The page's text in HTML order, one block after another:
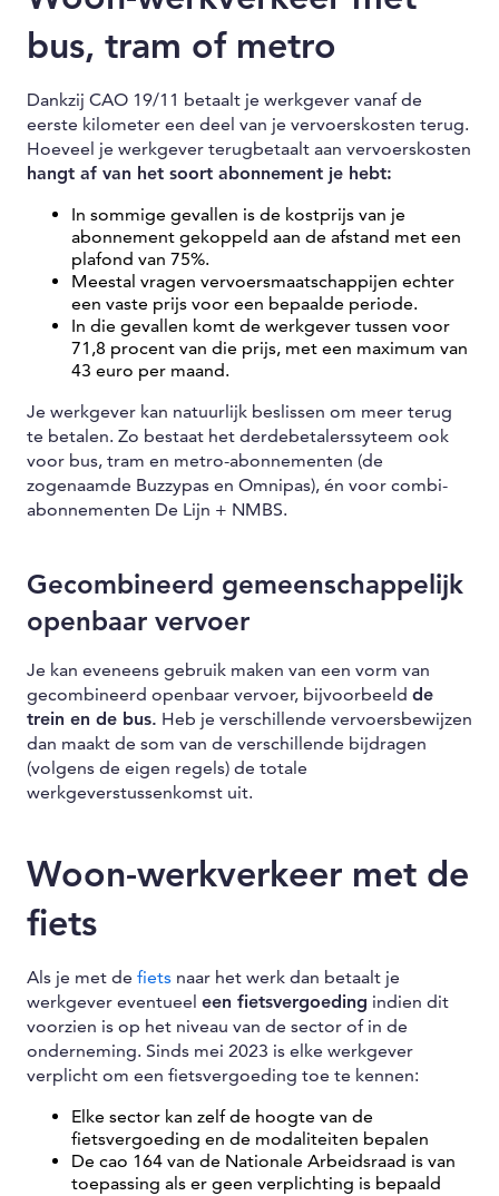
bus, tram of metro
Dankzij CAO 19/11 betaalt je werkgever vanaf de
eerste kilometer een deel van je vervoerskosten terug.
Hoeveel je werkgever terugbetaalt aan vervoerskosten
hangt af van het soort abonnement je hebt:
In sommige gevallen is de kostprijs van je
abonnement gekoppeld aan de afstand met een
plafond van 75%.
Meestal vragen vervoersmaatschappijen echter
een vaste prijs voor een bepaalde periode.
In die gevallen komt de werkgever tussen voor
71,8 procent van die prijs, met een maximum van
43 euro per maand.
Je werkgever kan natuurlijk beslissen om meer terug
te betalen. Zo bestaat het derdebetalerssyteem ook
voor bus, tram en metro-abonnementen (de
zogenaamde Buzzypas en Omnipas), én voor combi-
abonnementen De Lijn + NMBS.
Gecombineerd gemeenschappelijk
openbaar vervoer
Je kan eveneens gebruik maken van een vorm van
gecombineerd openbaar vervoer, bijvoorbeeld de
trein en de bus. Heb je verschillende vervoersbewijzen
dan maakt de som van de verschillende bijdragen
(volgens de eigen regels) de totale
werkgeverstussenkomst uit.
Woon-werkverkeer met de
fiets
Als je met de fiets naar het werk dan betaalt je
werkgever eventueel een fietsvergoeding indien dit
voorzien is op het niveau van de sector of in de
onderneming. Sinds mei 2023 is elke werkgever
verplicht om een fietsvergoeding toe te kennen:
Elke sector kan zelf de hoogte van de
fietsvergoeding en de modaliteiten bepalen
De cao 164 van de Nationale Arbeidsraad is van
toepassing als er geen verplichting is bepaald